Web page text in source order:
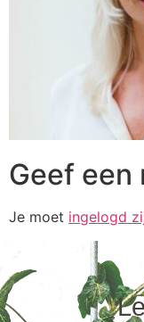
Geef een
Je moet ingelogd